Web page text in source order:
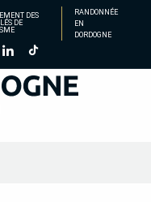
DES
DE
RANDONNÉE
EN
DORDOGNE